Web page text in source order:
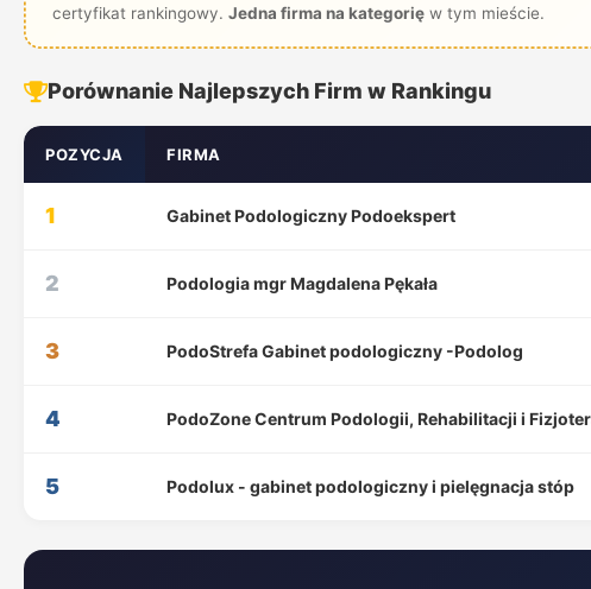
certyfikat rankingowy. Jedna firma na kategorięw tym mieście.
Porównanie Najlepszych Firm w Rankingu
POZYCJA FIRMA
1 Gabinet Podologiczny Podoekspert
2 Podologia mgr Magdalena Pękała
3 PodoStrefa Gabinet podologiczny -Podolog
4 PodoZone Centrum Podologii, Rehabilitacji i
5 Podolux - gabinet podologiczny i pielęgnacja stóp